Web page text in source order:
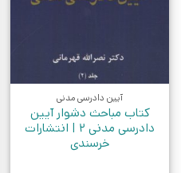
آیین دادرسی مدنی
کتاب مباحث دشوار آیین
دادرسی مدنی 2 | انتشارات
خرسندی